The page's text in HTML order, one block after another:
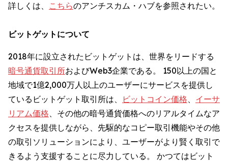
詳しくは、 こちらのアンチスカム・ハブを参照されたい。
ビットゲットについて
2018年に設立されたビットゲットは、世界をリードする
暗号通貨取引所およびWeb3企業である。 150以上の国と
地域で1億2,000万人以上のユーザーにサービスを提供し
ているビットゲット取引所は、
ビットコイン価格、 イーサ
リアム価格、その他の暗号通貨価格へのリアルタイムなア
クセスを提供しながら、先駆的なコピー取引機能やその他
の取引ソリューションにより、ユーザーがより賢く取引で
きるよう支援することに尽力している。 かつてはビット